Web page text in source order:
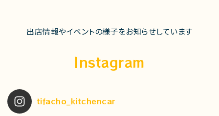
出店情報やイベントの様子をお知らせしています
Instagram
tifacho_kitchencar